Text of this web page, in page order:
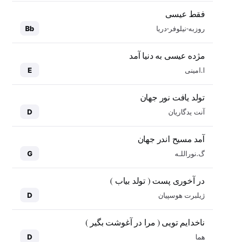
فقط عیسی
روزبه-نیلوفر-دریا Bb
مژده عیسی به دنیا آمد
ا.امینی E
تولد یافت نور جهان
آنت یدگاریان D
آمد مسیح اندر جهان
گ.نوراللـه G
در آخوری پست ( تولد بیاب )
ژیلبرت هوسپیان D
ناخدایم تویی ( مرا در آغوشت بگیر )
هما D